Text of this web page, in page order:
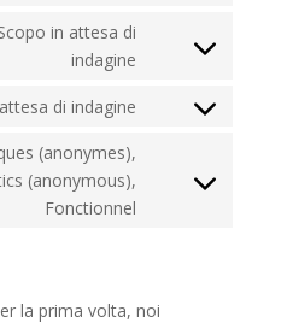
service
in attesa di
indagine
Consent
service
di indagine
Consent
service
(anonymes),
(anonymous),
Fonctionnel
Consent
la prima volta, noi